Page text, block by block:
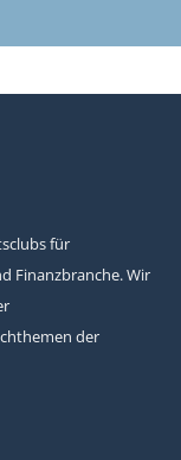
für
Finanzbranche. Wir
der